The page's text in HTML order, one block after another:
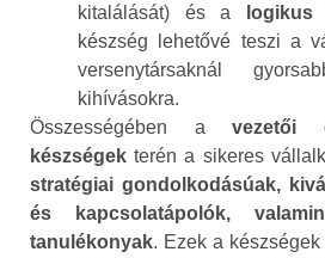
kitalálását) és a
logikus
készség lehetővé teszi a
versenytársaknál
kihívásokra.
Összességében a vezetői
készségek terén a sikeres
stratégiai gondolkodásúak,
és kapcsolatápolók,
tanulékonyak. Ezek a